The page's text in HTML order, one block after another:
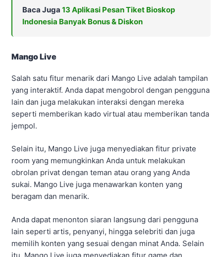
Baca Juga 13 Aplikasi Pesan Tiket Bioskop
Indonesia Banyak Bonus & Diskon
Mango Live
Salah satu fitur menarik dari Mango Live adalah tampilan
yang interaktif. Anda dapat mengobrol dengan pengguna
lain dan juga melakukan interaksi dengan mereka
seperti memberikan kado virtual atau memberikan tanda
jempol.
Selain itu, Mango Live juga menyediakan fitur private
room yang memungkinkan Anda untuk melakukan
obrolan privat dengan teman atau orang yang Anda
sukai. Mango Live juga menawarkan konten yang
beragam dan menarik.
Anda dapat menonton siaran langsung dari pengguna
lain seperti artis, penyanyi, hingga selebriti dan juga
memilih konten yang sesuai dengan minat Anda. Selain